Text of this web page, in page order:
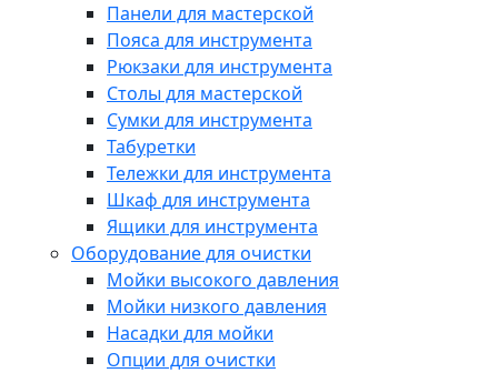
Панели для мастерской
Пояса для инструмента
Рюкзаки для инструмента
Столы для мастерской
Сумки для инструмента
Табуретки
Тележки для инструмента
Шкаф для инструмента
Ящики для инструмента
Оборудование для очистки
Мойки высокого давления
Мойки низкого давления
Насадки для мойки
Опции для очистки